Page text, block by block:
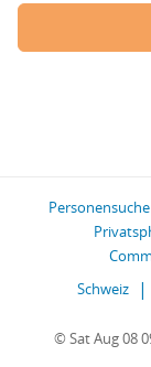
Personensuche
Schweiz
© Sat Aug 08